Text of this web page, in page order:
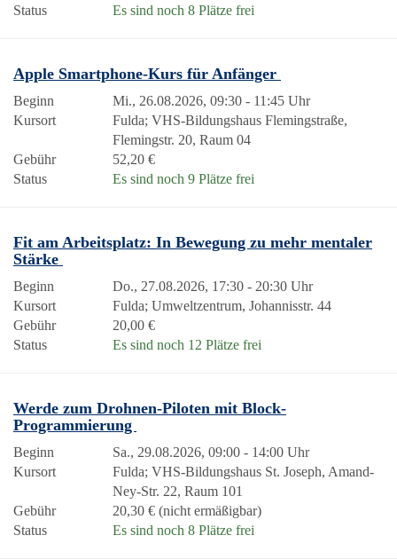
Status
Es sind noch 8 Plätze frei
Apple Smartphone-Kurs für Anfänger
Beginn
Mi., 26.08.2026, 09:30 - 11:45 Uhr
Kursort
Fulda; VHS-Bildungshaus Flemingstraße,
Flemingstr. 20, Raum 04
Gebühr
52,20 €
Status
Es sind noch 9 Plätze frei
Fit am Arbeitsplatz: In Bewegung zu mehr mentaler
Stärke
Beginn
Do., 27.08.2026, 17:30 - 20:30 Uhr
Kursort
Fulda; Umweltzentrum, Johannisstr. 44
Gebühr
20,00 €
Status
Es sind noch 12 Plätze frei
Werde zum Drohnen-Piloten mit Block-
Programmierung
Beginn
Sa., 29.08.2026, 09:00 - 14:00 Uhr
Kursort
Fulda; VHS-Bildungshaus St. Joseph, Amand-
Ney-Str. 22, Raum 101
Gebühr
20,30 € (nicht ermäßigbar)
Status
Es sind noch 8 Plätze frei